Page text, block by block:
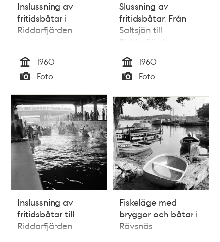
Inslussning av
fritidsbåtar i
Riddarfjärden
Tid
1960
Typ
Foto
Slussning av
fritidsbåtar. Från
Saltsjön till
Riddarfjärden
Tid
1960
Typ
Foto
Inslussning av
fritidsbåtar till
Riddarfjärden
Fiskeläge med
bryggor och båtar i
Rävsnäs